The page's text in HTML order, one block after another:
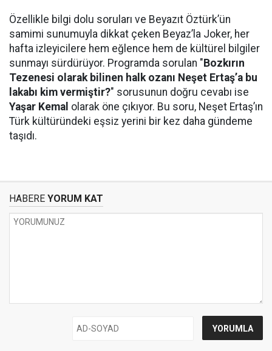
Özellikle bilgi dolu soruları ve Beyazıt Öztürk’ün
samimi sunumuyla dikkat çeken Beyaz’la Joker, her
hafta izleyicilere hem eğlence hem de kültürel bilgiler
sunmayı sürdürüyor. Programda sorulan " Bozkırın
Tezenesi olarak bilinen halk ozanı Neşet Ertaş’a bu
lakabı kim vermiştir?" sorusunun doğru cevabı ise
Yaşar Kemal olarak öne çıkıyor. Bu soru, Neşet Ertaş’ın
Türk kültüründeki eşsiz yerini bir kez daha gündeme
taşıdı.
HABERE YORUM KAT